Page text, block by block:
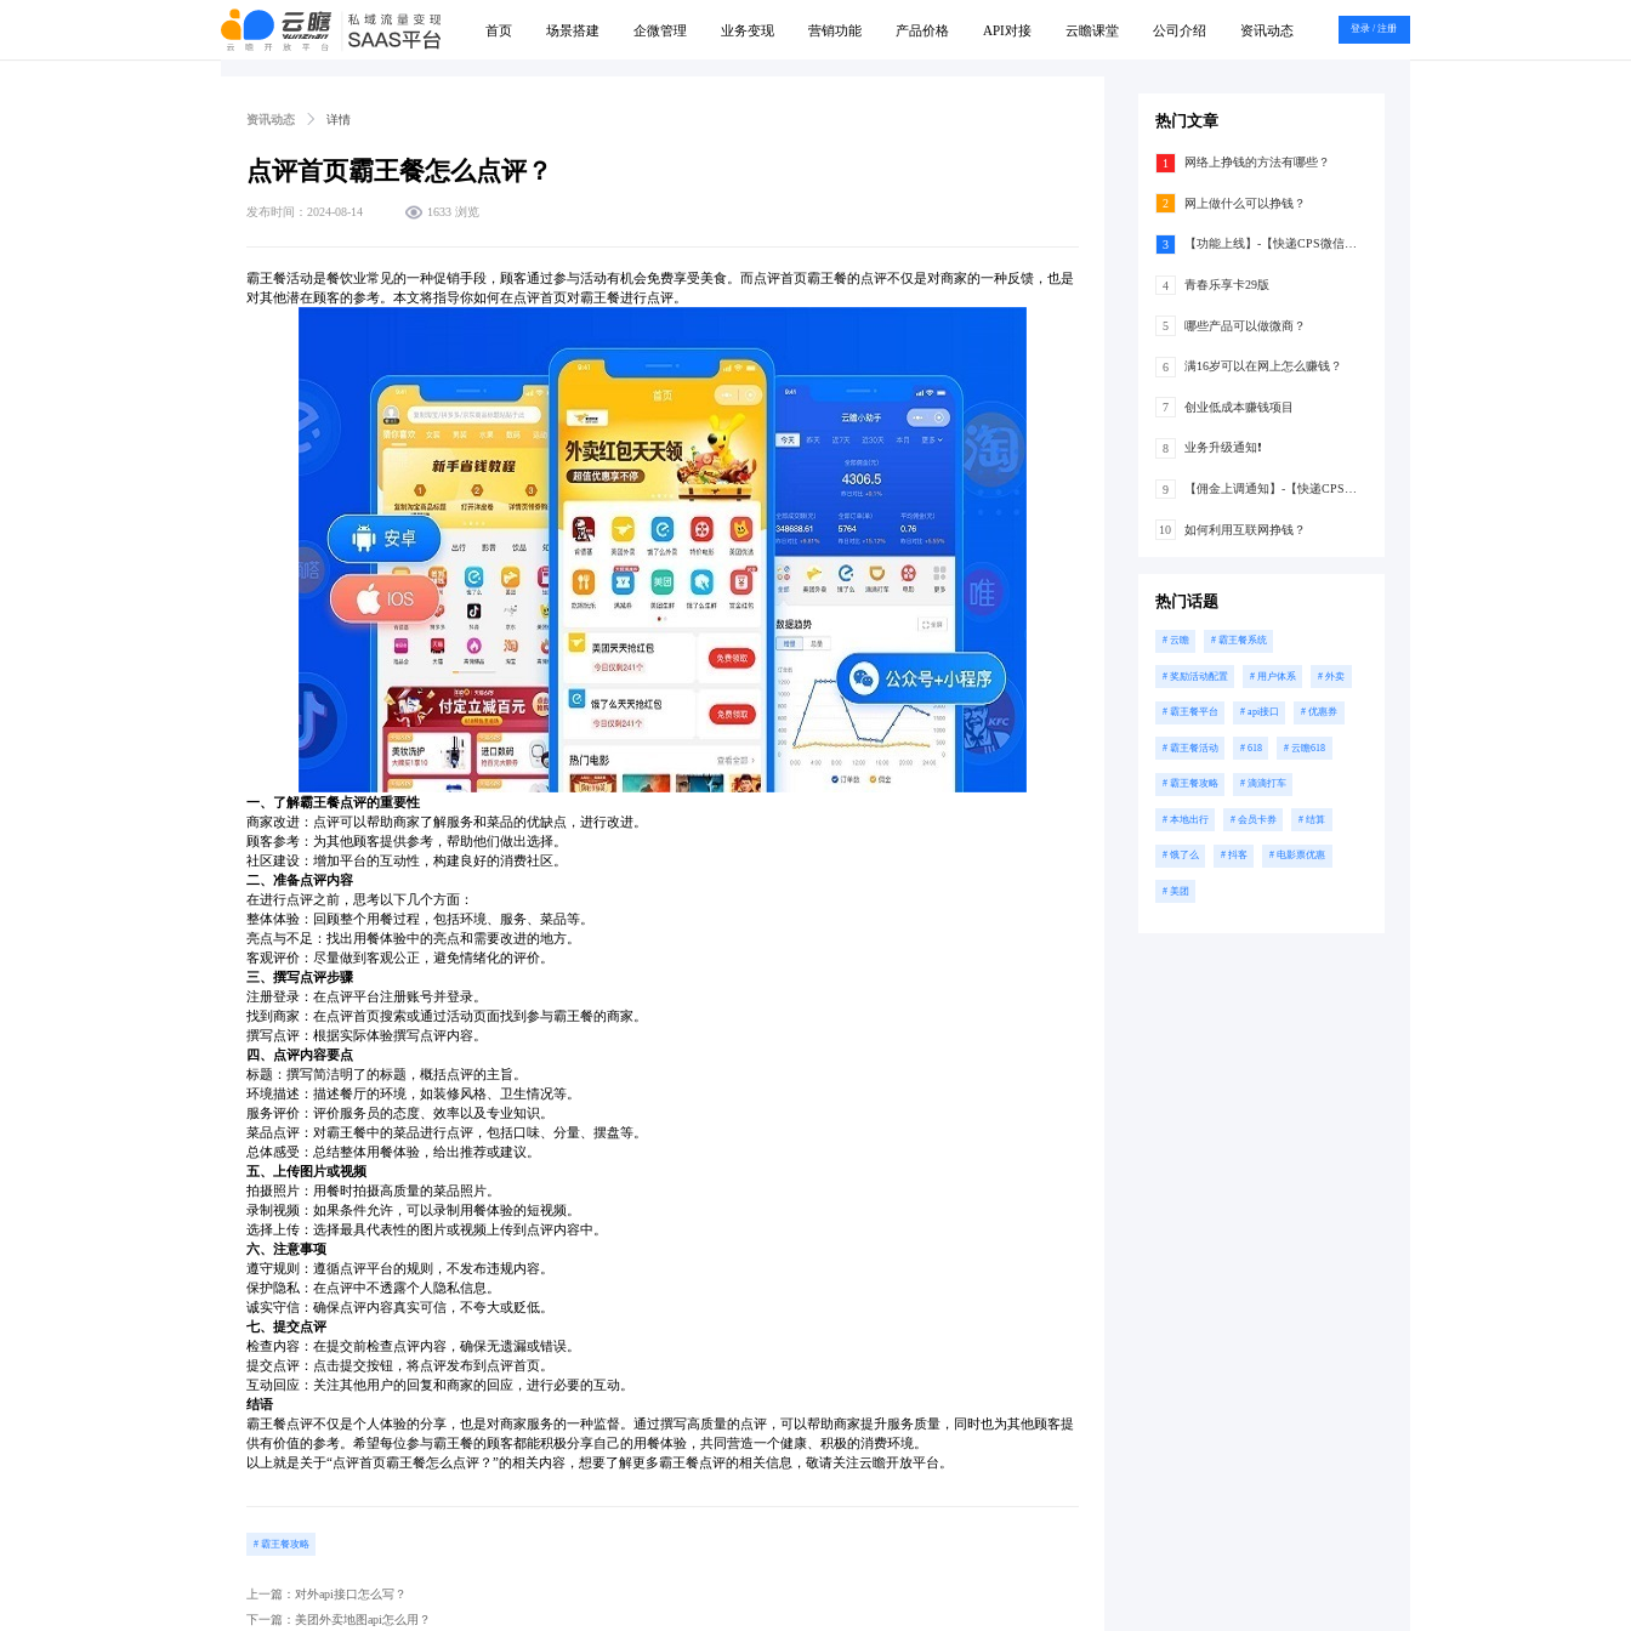
首页 场景搭建 企微管理 业务变现 营销功能 产品价格 API对接 云瞻课堂 公司介绍 资讯动态 登录 / 注册
资讯动态 详情
点评首页霸王餐怎么点评？
发布时间：2024-08-14 1633 浏览
霸王餐活动是餐饮业常见的一种促销手段，顾客通过参与活动有机会免费享受美食。而点评首页霸王餐的点评不仅是对商家的一种反馈，也是
对其他潜在顾客的参考。本文将指导你如何在点评首页对霸王餐进行点评。
一、了解霸王餐点评的重要性
商家改进：点评可以帮助商家了解服务和菜品的优缺点，进行改进。
顾客参考：为其他顾客提供参考，帮助他们做出选择。
社区建设：增加平台的互动性，构建良好的消费社区。
二、准备点评内容
在进行点评之前，思考以下几个方面：
整体体验：回顾整个用餐过程，包括环境、服务、菜品等。
亮点与不足：找出用餐体验中的亮点和需要改进的地方。
客观评价：尽量做到客观公正，避免情绪化的评价。
三、撰写点评步骤
注册登录：在点评平台注册账号并登录。
找到商家：在点评首页搜索或通过活动页面找到参与霸王餐的商家。
撰写点评：根据实际体验撰写点评内容。
四、点评内容要点
标题：撰写简洁明了的标题，概括点评的主旨。
环境描述：描述餐厅的环境，如装修风格、卫生情况等。
服务评价：评价服务员的态度、效率以及专业知识。
菜品点评：对霸王餐中的菜品进行点评，包括口味、分量、摆盘等。
总体感受：总结整体用餐体验，给出推荐或建议。
五、上传图片或视频
拍摄照片：用餐时拍摄高质量的菜品照片。
录制视频：如果条件允许，可以录制用餐体验的短视频。
选择上传：选择最具代表性的图片或视频上传到点评内容中。
六、注意事项
遵守规则：遵循点评平台的规则，不发布违规内容。
保护隐私：在点评中不透露个人隐私信息。
诚实守信：确保点评内容真实可信，不夸大或贬低。
七、提交点评
检查内容：在提交前检查点评内容，确保无遗漏或错误。
提交点评：点击提交按钮，将点评发布到点评首页。
互动回应：关注其他用户的回复和商家的回应，进行必要的互动。
结语
霸王餐点评不仅是个人体验的分享，也是对商家服务的一种监督。通过撰写高质量的点评，可以帮助商家提升服务质量，同时也为其他顾客提
供有价值的参考。希望每位参与霸王餐的顾客都能积极分享自己的用餐体验，共同营造一个健康、积极的消费环境。
以上就是关于“点评首页霸王餐怎么点评？”的相关内容，想要了解更多霸王餐点评的相关信息，敬请关注云瞻开放平台。
# 霸王餐攻略
上一篇：对外api接口怎么写？
下一篇：美团外卖地图api怎么用？
热门文章
1 网络上挣钱的方法有哪些？
2 网上做什么可以挣钱？
3 【功能上线】-【快递CPS微信支付分】
4 青春乐享卡29版
5 哪些产品可以做微商？
6 满16岁可以在网上怎么赚钱？
7 创业低成本赚钱项目
8 业务升级通知❗
9
10 如何利用互联网挣钱？
热门话题
# 云瞻 # 霸王餐系统
# 奖励活动配置 # 用户体系 # 外卖
# 霸王餐平台 # api接口 # 优惠券
# 霸王餐活动 # 618 # 云瞻618
# 霸王餐攻略 # 滴滴打车
# 本地出行 # 会员卡券 # 结算
# 饿了么 # 抖客 # 电影票优惠
# 美团